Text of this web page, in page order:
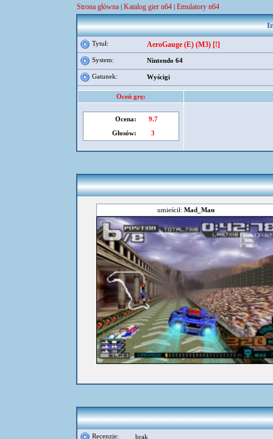
Strona główna | Katalog gier n64 | Emulatory n64
Tytuł: AeroGauge (E) (M3) [!]
System: Nintendo 64
Gatunek: Wyścigi
Oceń grę:
Ocena:
9.7
Głosów:
3
umieścił: Mad_Man
Recenzje: brak